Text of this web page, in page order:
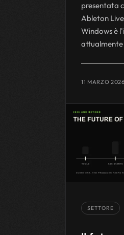
presentata
Ableton
Windows è
attualmente
11 MARZO 2026
SETTORE